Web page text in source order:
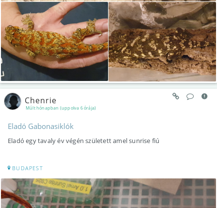
Múlt hónapban (uppolva 6 órája)
Chenrie
Eladó Gabonasiklók
Eladó egy tavaly év végén született amel sunrise fiú
BUDAPEST